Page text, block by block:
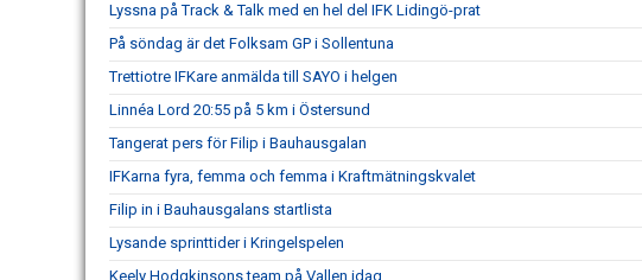
Lyssna på Track & Talk med en hel del IFK Lidingö-prat
På söndag är det Folksam GP i Sollentuna
Trettiotre IFKare anmälda till SAYO i helgen
Linnéa Lord 20:55 på 5 km i Östersund
Tangerat pers för Filip i Bauhausgalan
IFKarna fyra, femma och femma i Kraftmätningskvalet
Filip in i Bauhausgalans startlista
Lysande sprinttider i Kringelspelen
Keely Hodgkinsons team på Vallen idag